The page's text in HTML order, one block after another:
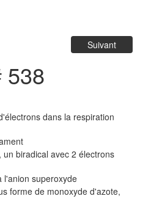
Suivant
538
dans la respiration
biradical avec 2 électrons
l'anion superoxyde
forme de monoxyde d'azote,